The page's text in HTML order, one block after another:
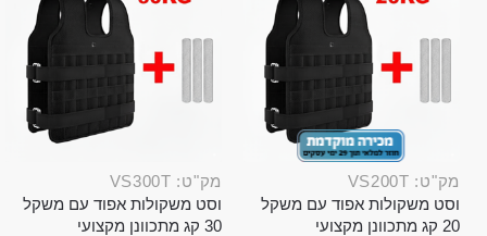
מק"ט: VS200T
וסט משקולות אפוד עם משקל
20 קג מתכוונן מקצועי
מק"ט: VS300T
וסט משקולות אפוד עם משקל
30 קג מתכוונן מקצועי